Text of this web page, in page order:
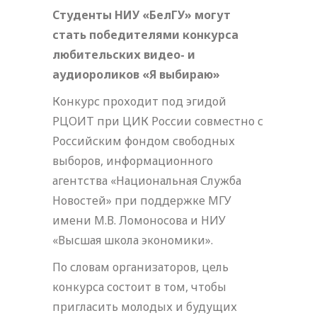
Студенты НИУ «БелГУ» могут
стать победителями конкурса
любительских видео- и
аудиороликов «Я выбираю»
Конкурс проходит под эгидой
РЦОИТ при ЦИК России совместно с
Российским фондом свободных
выборов, информационного
агентства «Национальная Служба
Новостей» при поддержке МГУ
имени М.В. Ломоносова и НИУ
«Высшая школа экономики».
По словам организаторов, цель
конкурса состоит в том, чтобы
пригласить молодых и будущих